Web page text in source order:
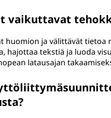
vaikuttavat
huomion ja välittävät tietoa
hajottaa tekstiä ja luoda
latausajan